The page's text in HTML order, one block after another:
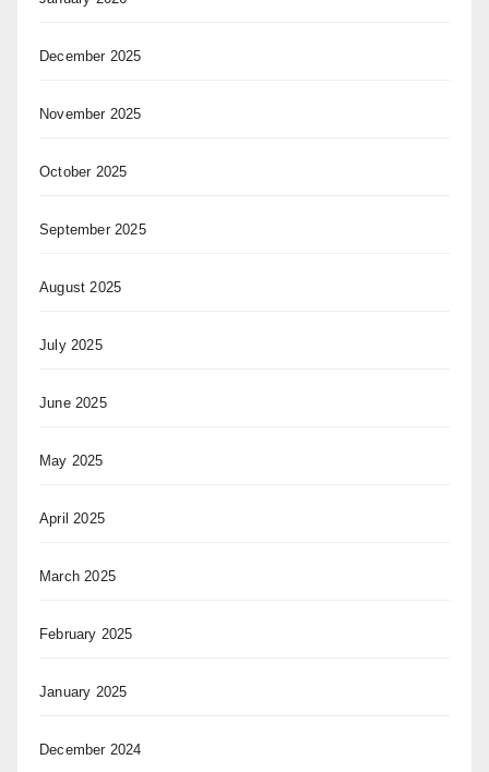
December 2025
November 2025
October 2025
September 2025
August 2025
July 2025
June 2025
May 2025
April 2025
March 2025
February 2025
January 2025
December 2024